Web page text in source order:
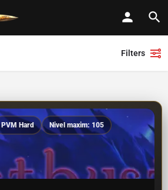
Filters
PVM Hard Nivel maxim: 105